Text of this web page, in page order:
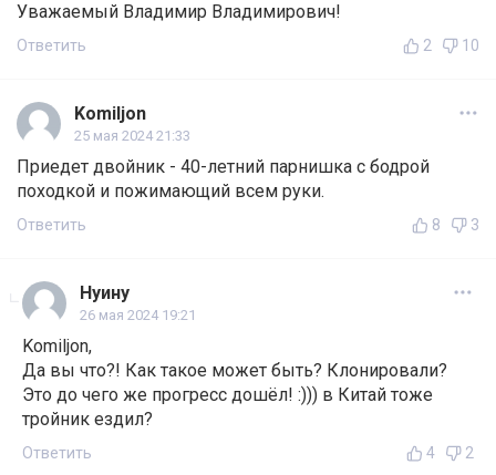
Уважаемый Владимир Владимирович!
Ответить 2 10
Komiljon
25 мая 2024 21:33
Приедет двойник - 40-летний парнишка с бодрой
походкой и пожимающий всем руки.
Ответить 8 3
Нуину
26 мая 2024 19:21
Komiljon,
Да вы что?! Как такое может быть? Клонировали?
Это до чего же прогресс дошёл! :))) в Китай тоже
тройник ездил?
Ответить 4 2